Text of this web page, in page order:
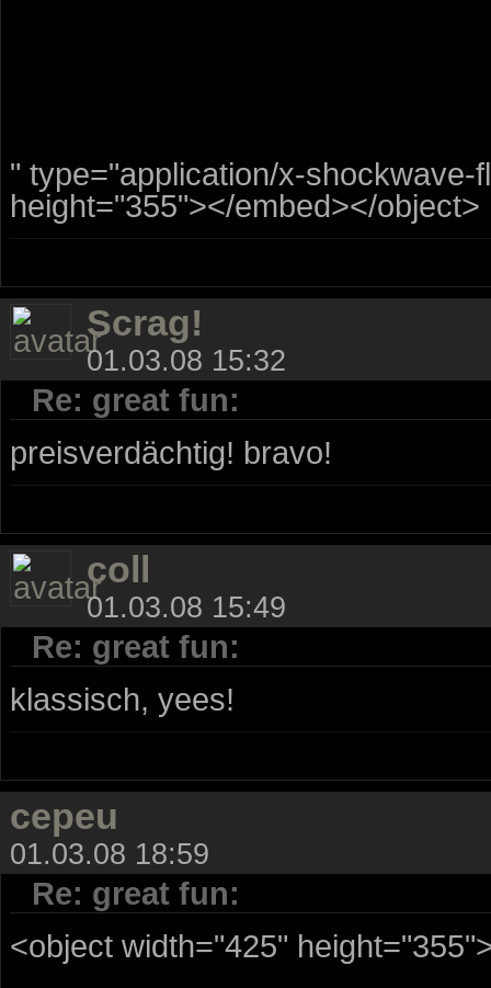
" type="application/x-
height="355"></embed></object>
Scrag!
01.03.08 15:32
Re: great fun:
preisverdächtig! bravo!
coll
01.03.08 15:49
Re: great fun:
klassisch, yees!
cepeu
01.03.08 18:59
Re: great fun:
<object width="425"